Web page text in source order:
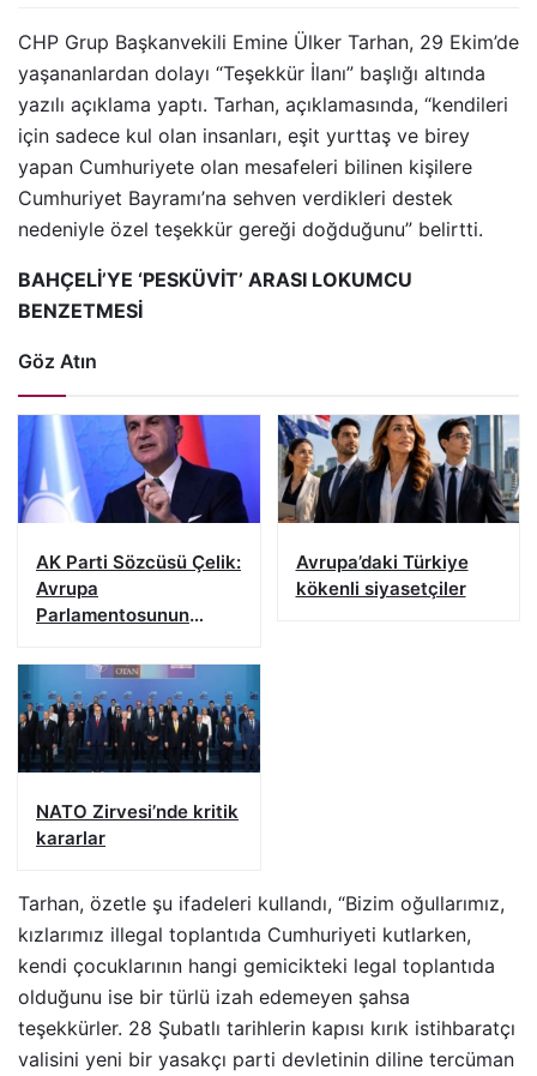
CHP Grup Başkanvekili Emine Ülker Tarhan, 29 Ekim’de
yaşananlardan dolayı “Teşekkür İlanı” başlığı altında
yazılı açıklama yaptı. Tarhan, açıklamasında, “kendileri
için sadece kul olan insanları, eşit yurttaş ve birey
yapan Cumhuriyete olan mesafeleri bilinen kişilere
Cumhuriyet Bayramı’na sehven verdikleri destek
nedeniyle özel teşekkür gereği doğduğunu” belirtti.
BAHÇELİ’YE ‘PESKÜVİT’ ARASI LOKUMCU
BENZETMESİ
Göz Atın
AK Parti Sözcüsü Çelik:
Avrupa
Parlamentosunun
Avrupa’daki Türkiye
kökenli siyasetçiler
NATO Zirvesi’nde kritik
kararlar
Tarhan, özetle şu ifadeleri kullandı, “Bizim oğullarımız,
kızlarımız illegal toplantıda Cumhuriyeti kutlarken,
kendi çocuklarının hangi gemicikteki legal toplantıda
olduğunu ise bir türlü izah edemeyen şahsa
teşekkürler. 28 Şubatlı tarihlerin kapısı kırık istihbaratçı
valisini yeni bir yasakçı parti devletinin diline tercüman